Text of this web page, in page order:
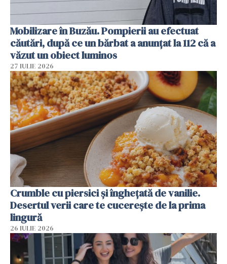
Mobilizare în Buzău. Pompierii au efectuat
căutări, după ce un bărbat a anunțat la 112 că a
văzut un obiect luminos
27 IULIE 2026
Crumble cu piersici și înghețată de vanilie.
Desertul verii care te cucerește de la prima
lingură
26 IULIE 2026